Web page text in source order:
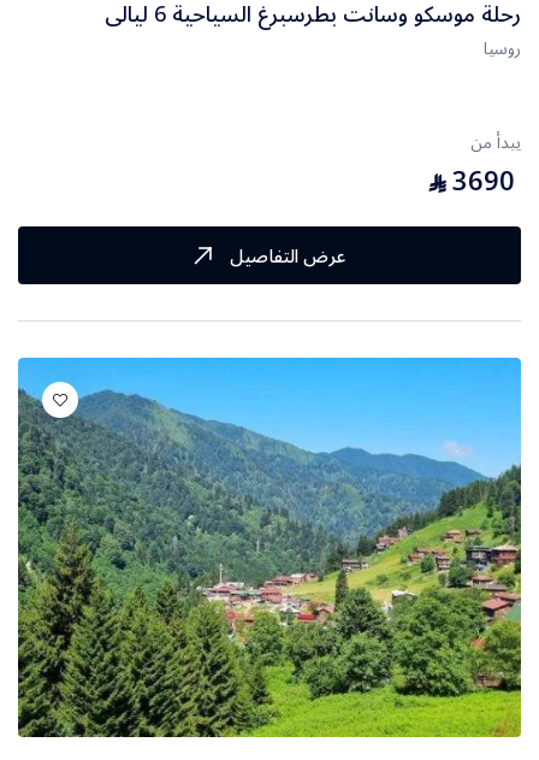
رحلة موسكو وسانت بطرسبرغ السياحية 6 ليالى
روسيا
يبدأ من
3690
⃁
عرض التفاصيل